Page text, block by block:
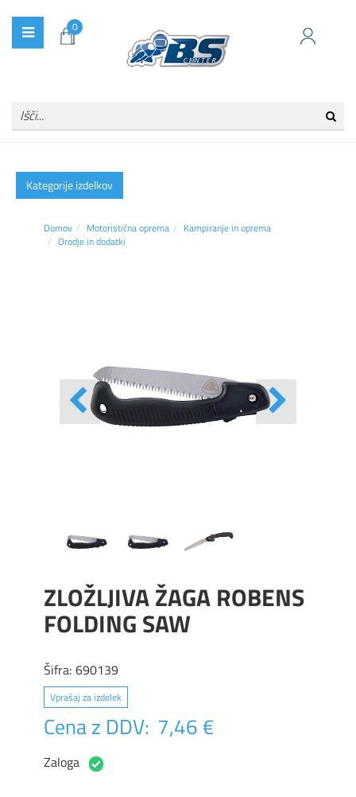
0
Kategorije izdelkov
Domov Motoristična oprema
Kampiranje in oprema
Orodje in dodatki
ZLOŽLJIVA ŽAGA ROBENS
FOLDING SAW
Šifra: 690139
Vprašaj za izdelek
Cena z DDV: 7,46 €
Zaloga